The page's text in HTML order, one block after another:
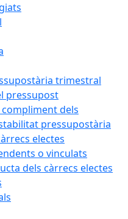
trimestral
pressupost
dels
pressupostària
electes
o vinculats
dels càrrecs electes